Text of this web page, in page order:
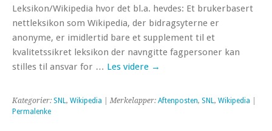
Leksikon/Wikipedia hvor det bl.a. hevdes: Et brukerbasert
nettleksikon som Wikipedia, der bidragsyterne er
anonyme, er imidlertid bare et supplement til et
kvalitetssikret leksikon der navngitte fagpersoner kan
stilles til ansvar for … Les videre →
Kategorier: SNL , Wikipedia | Merkelapper: Aftenposten, SNL , Wikipedia
Permalenke